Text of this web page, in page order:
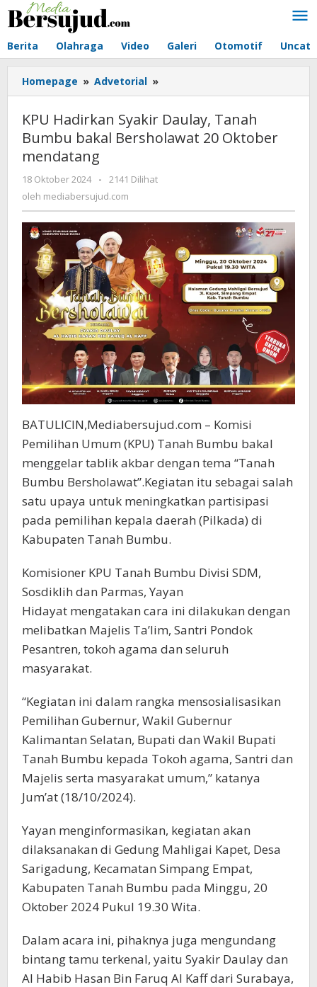
Lewati
Berita Olahraga Video Galeri Otomotif
Homepage » Advetorial »
Hadirkan
Syakir
Daulay,
Tanah
Oktober
KPU Hadirkan Syakir Daulay, Tanah
Bumbu bakal Bersholawat 20 Oktober
mendatang
18 Oktober 2024
oleh
mediabersujud.com
-
2141 Dilihat
oleh mediabersujud.com
BATULICIN,Mediabersujud.com – Komisi
Pemilihan Umum (KPU) Tanah Bumbu bakal
menggelar tablik akbar dengan tema “Tanah
Bumbu Bersholawat”.Kegiatan itu sebagai salah
satu upaya untuk meningkatkan partisipasi
pada pemilihan kepala daerah (Pilkada) di
Kabupaten Tanah Bumbu.
Komisioner KPU Tanah Bumbu Divisi SDM,
Sosdiklih dan Parmas, Yayan
Hidayat mengatakan cara ini dilakukan dengan
melibatkan Majelis Ta’lim, Santri Pondok
Pesantren, tokoh agama dan seluruh
masyarakat.
“Kegiatan ini dalam rangka mensosialisasikan
Pemilihan Gubernur, Wakil Gubernur
Kalimantan Selatan, Bupati dan Wakil Bupati
Tanah Bumbu kepada Tokoh agama, Santri dan
Majelis serta masyarakat umum,” katanya
Jum’at (18/10/2024).
Yayan menginformasikan, kegiatan akan
dilaksanakan di Gedung Mahligai Kapet, Desa
Sarigadung, Kecamatan Simpang Empat,
Kabupaten Tanah Bumbu pada Minggu, 20
Oktober 2024 Pukul 19.30 Wita.
Dalam acara ini, pihaknya juga mengundang
bintang tamu terkenal, yaitu Syakir Daulay dan
Al Habib Hasan Bin Faruq Al Kaff dari Surabaya,